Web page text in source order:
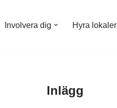
Involvera dig Hyra lokaler
Inlägg